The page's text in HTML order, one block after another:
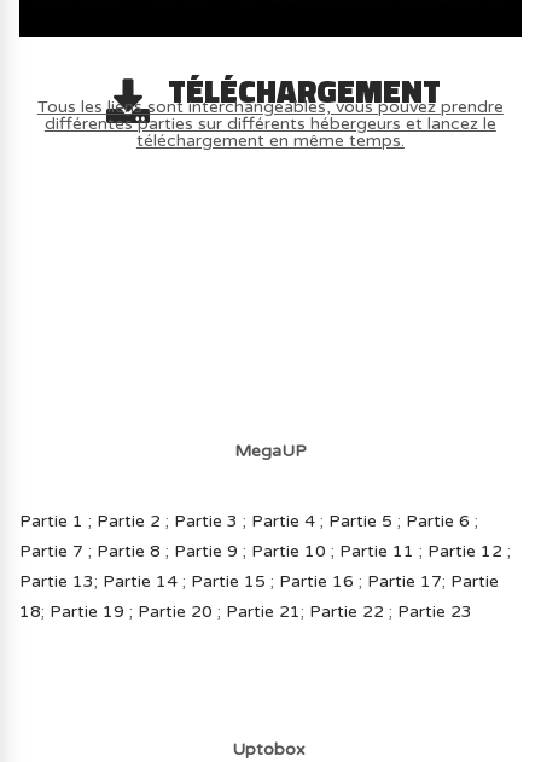
TÉLÉCHARGEMENT
Tous les liens sont interchangeables, vous pouvez prendre
différentes parties sur différents hébergeurs et lancez le
téléchargement en même temps.
MegaUP
Partie 1 ; Partie 2 ; Partie 3 ; Partie 4 ; Partie 5 ; Partie 6 ;
Partie 7 ; Partie 8 ; Partie 9 ; Partie 10 ; Partie 11 ; Partie 12 ;
Partie 13; Partie 14 ; Partie 15 ; Partie 16 ; Partie 17; Partie
18; Partie 19 ; Partie 20 ; Partie 21; Partie 22 ; Partie 23
Uptobox